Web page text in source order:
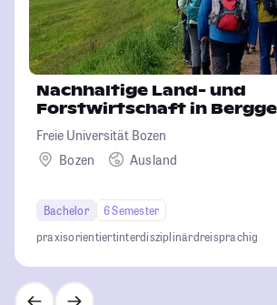
Nachhaltige Land- und
Forstwirtschaft in
Freie Universität Bozen
Bozen
Ausland
Bachelor
6 Semester
praxisorientiertinterdisziplinärdreisprachig